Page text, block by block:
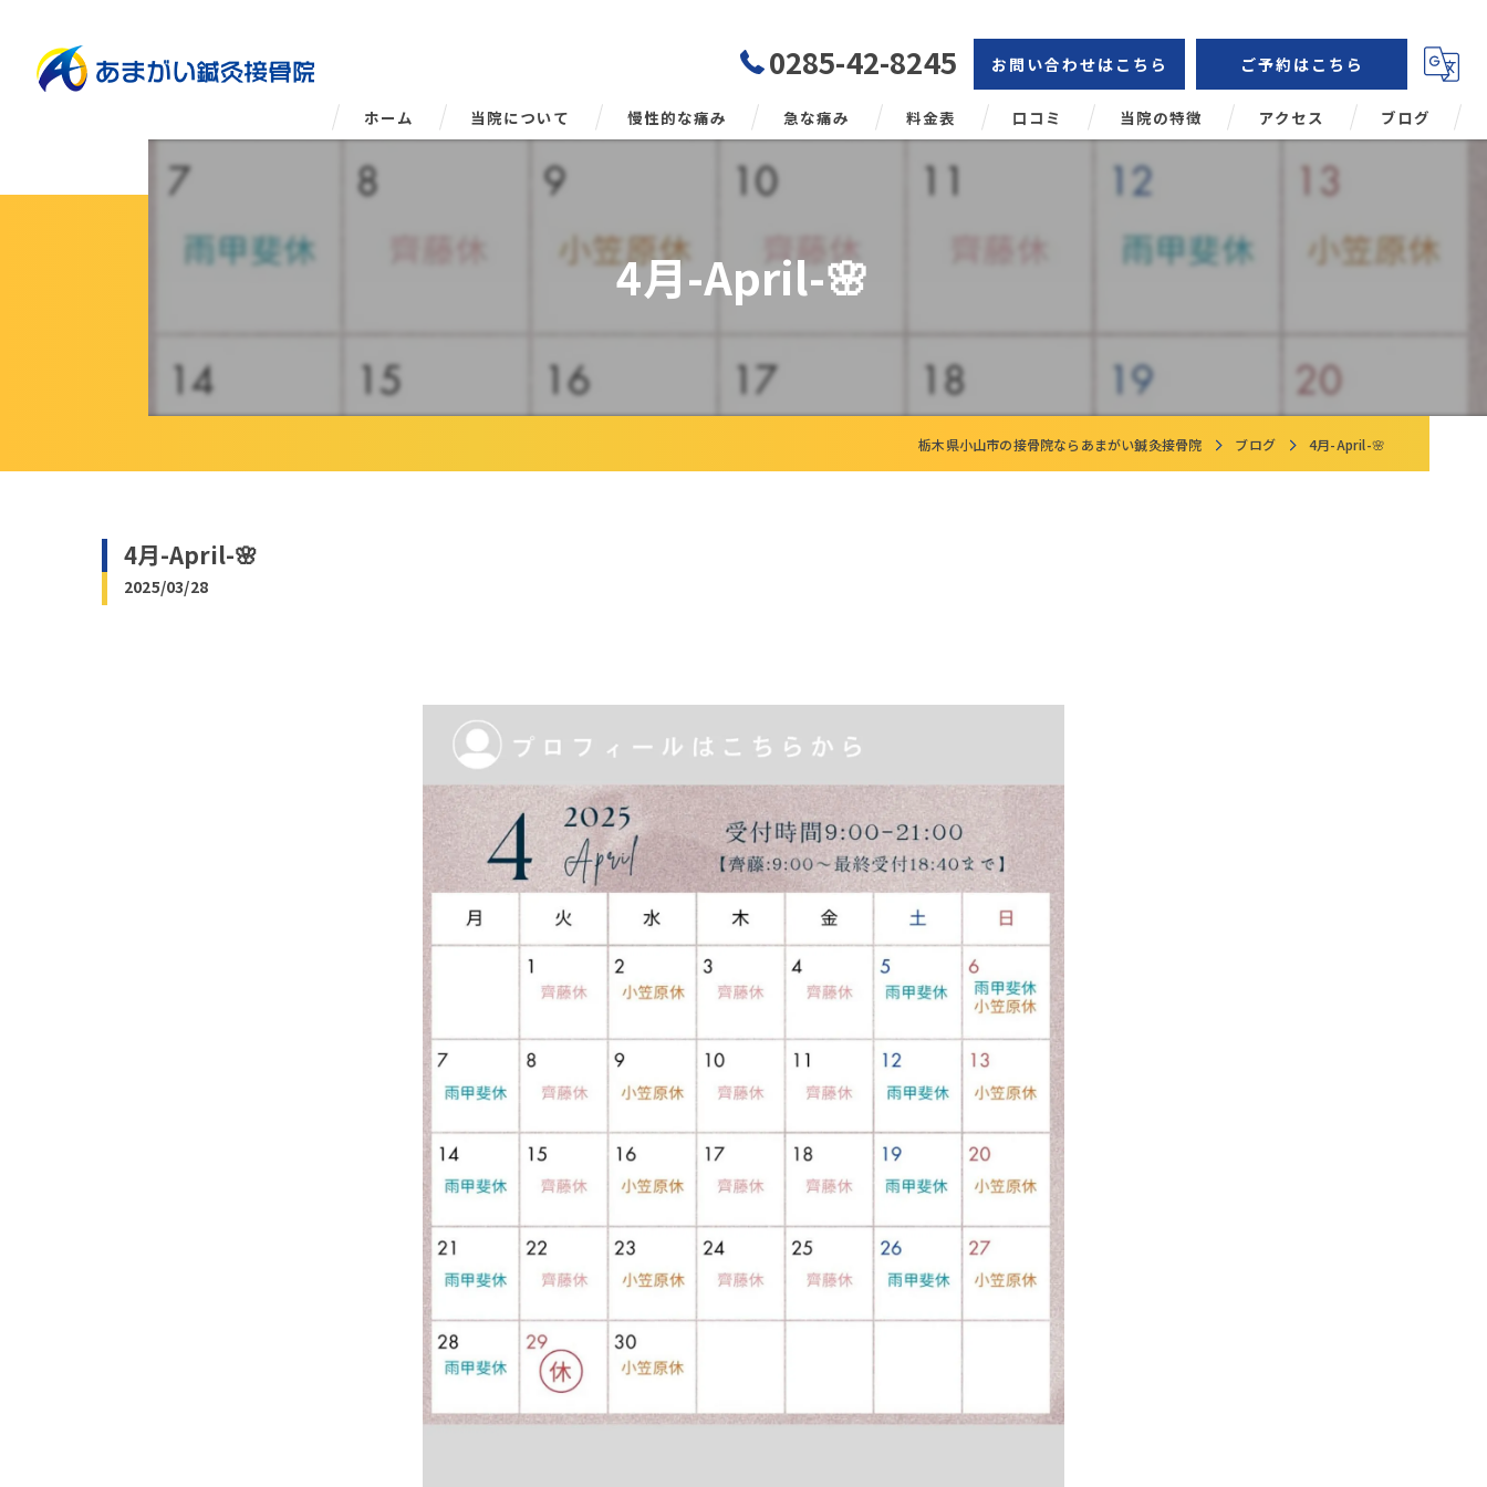
0285-42-8245 お問い合わせはこちら ご予約はこちら
ホーム 当院について
姿勢矯正について
慢性的な痛み 急な痛み 料金表 口コミ 当院の特徴
鍼灸
肩こり
姿勢矯正
アクセス ブログ
4月-April-🌸
栃木県小山市の接骨院ならあまがい鍼灸接骨院 ブログ 4月-April-🌸
4月-April-🌸
2025/03/28